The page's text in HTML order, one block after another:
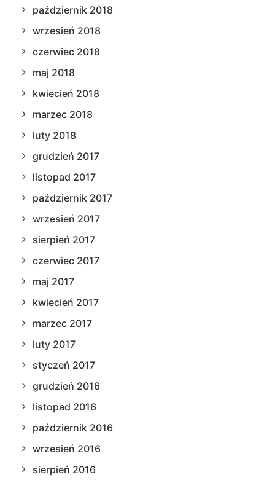
październik 2018
wrzesień 2018
czerwiec 2018
maj 2018
kwiecień 2018
marzec 2018
luty 2018
grudzień 2017
listopad 2017
październik 2017
wrzesień 2017
sierpień 2017
czerwiec 2017
maj 2017
kwiecień 2017
marzec 2017
luty 2017
styczeń 2017
grudzień 2016
listopad 2016
październik 2016
wrzesień 2016
sierpień 2016